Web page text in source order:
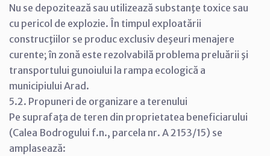
Nu se depozitează sau utilizează substanţe toxice sau
cu pericol de explozie. În timpul exploatării
construcţiilor se produc exclusiv deşeuri menajere
curente; în zonă este rezolvabilă problema preluării şi
transportului gunoiului la rampa ecologică a
municipiului Arad.
5.2. Propuneri de organizare a terenului
Pe suprafaţa de teren din proprietatea beneficiarului
(Calea Bodrogului f.n., parcela nr. A 2153/15) se
amplasează: